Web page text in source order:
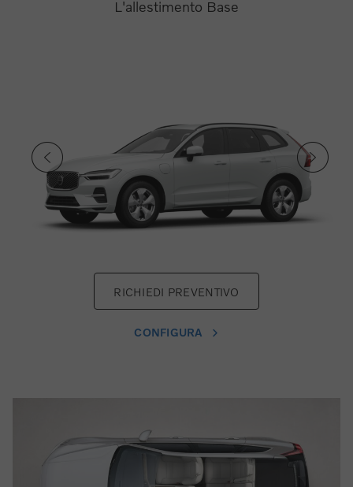
L'allestimento Base
RICHIEDI PREVENTIVO
CONFIGURA